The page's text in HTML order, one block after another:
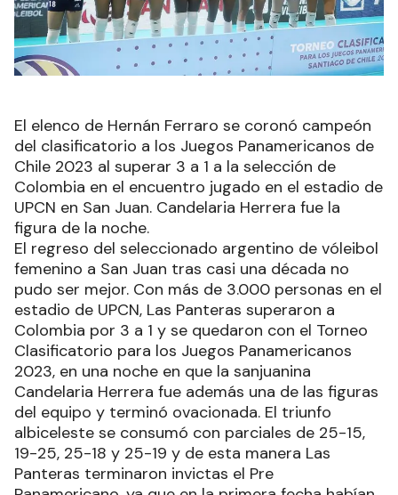
El elenco de Hernán Ferraro se coronó campeón
del clasificatorio a los Juegos Panamericanos de
Chile 2023 al superar 3 a 1 a la selección de
Colombia en el encuentro jugado en el estadio de
UPCN en San Juan. Candelaria Herrera fue la
figura de la noche.
El regreso del seleccionado argentino de vóleibol
femenino a San Juan tras casi una década no
pudo ser mejor. Con más de 3.000 personas en el
estadio de UPCN, Las Panteras superaron a
Colombia por 3 a 1 y se quedaron con el Torneo
Clasificatorio para los Juegos Panamericanos
2023, en una noche en que la sanjuanina
Candelaria Herrera fue además una de las figuras
del equipo y terminó ovacionada. El triunfo
albiceleste se consumó con parciales de 25-15,
19-25, 25-18 y 25-19 y de esta manera Las
Panteras terminaron invictas el Pre